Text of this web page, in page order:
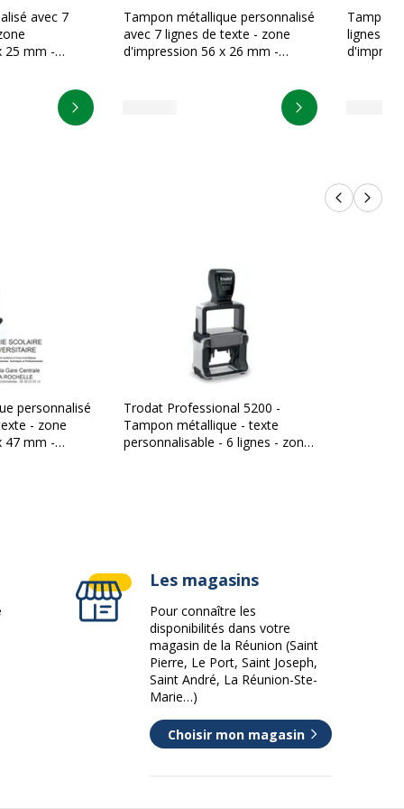
avec 7
25 mm -
Personnaliser
Tampon métallique personnalisé
avec 7 lignes de texte - zone
d'impression 56 x 26 mm -
Personnaliser
Tampon
lignes de
Produits
personnalisé
- zone
47 mm -
Trodat Professional 5200 -
Tampon métallique - texte
personnalisable - 6 lignes - zone
Les magasins
Pour connaître les
disponibilités dans votre
magasin de la Réunion (Saint
Pierre, Le Port, Saint Joseph,
Saint André, La Réunion-Ste-
Marie…)
Choisir mon magasin